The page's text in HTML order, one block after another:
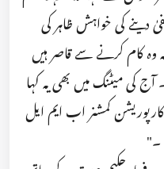
دینے کی خواہش ظاہر کی
کام کرنے سے قاصر ہیں
کی میٹنگ میں بھی یہ کہا
کمشنر اب ایم ایل